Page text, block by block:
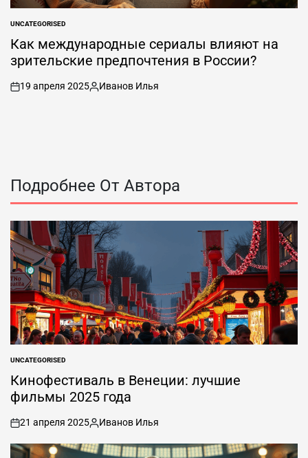
ОПУБЛИКОВАНО
В
UNCATEGORISED
Как международные сериалы влияют на
зрительские предпочтения в России?
вкл
19 апреля 2025
Опубликовано
Иванов Илья
Подробнее От Автора
ОПУБЛИКОВАНО
В
UNCATEGORISED
Кинофестиваль в Венеции: лучшие
фильмы 2025 года
вкл
.
21 апреля 2025
Опубликовано
автором
Иванов Илья